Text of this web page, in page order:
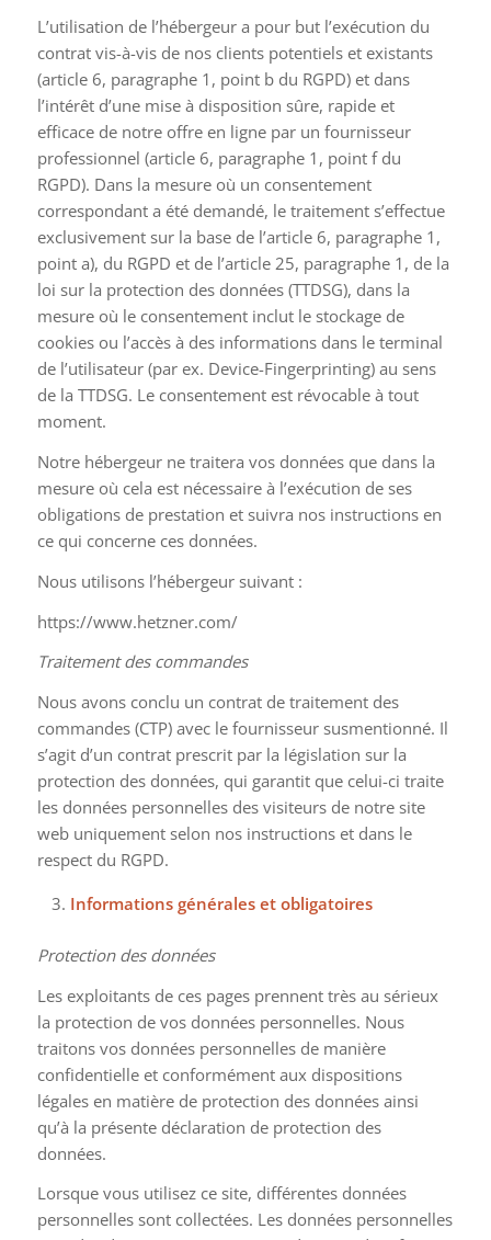
L’utilisation de l’hébergeur a pour but l’exécution du
contrat vis-à-vis de nos clients potentiels et existants
(article 6, paragraphe 1, point b du RGPD) et dans
l’intérêt d’une mise à disposition sûre, rapide et
efficace de notre offre en ligne par un fournisseur
professionnel (article 6, paragraphe 1, point f du
RGPD). Dans la mesure où un consentement
correspondant a été demandé, le traitement s’effectue
exclusivement sur la base de l’article 6, paragraphe 1,
point a), du RGPD et de l’article 25, paragraphe 1, de la
loi sur la protection des données (TTDSG), dans la
mesure où le consentement inclut le stockage de
cookies ou l’accès à des informations dans le terminal
de l’utilisateur (par ex. Device-Fingerprinting) au sens
de la TTDSG. Le consentement est révocable à tout
moment.
Notre hébergeur ne traitera vos données que dans la
mesure où cela est nécessaire à l’exécution de ses
obligations de prestation et suivra nos instructions en
ce qui concerne ces données.
Nous utilisons l’hébergeur suivant :
https://www.hetzner.com/
Traitement des commandes
Nous avons conclu un contrat de traitement des
commandes (CTP) avec le fournisseur susmentionné. Il
s’agit d’un contrat prescrit par la législation sur la
protection des données, qui garantit que celui-ci traite
les données personnelles des visiteurs de notre site
web uniquement selon nos instructions et dans le
respect du RGPD.
Informations générales et obligatoires
Protection des données
Les exploitants de ces pages prennent très au sérieux
la protection de vos données personnelles. Nous
traitons vos données personnelles de manière
confidentielle et conformément aux dispositions
légales en matière de protection des données ainsi
qu’à la présente déclaration de protection des
données.
Lorsque vous utilisez ce site, différentes données
personnelles sont collectées. Les données personnelles